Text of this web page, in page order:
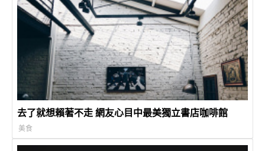
去了就想賴著不走 網友心目中最美獨立書店咖啡館
美食